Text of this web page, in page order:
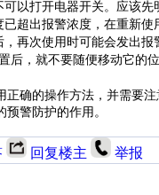
可以打开电器开关。应该先
超出报警浓度， 在重新使
， 再次使用时可能会发出报
后， 就不要随便移动它的
正确的操作方法，并需要
警防护的作用。
回复楼主 举报